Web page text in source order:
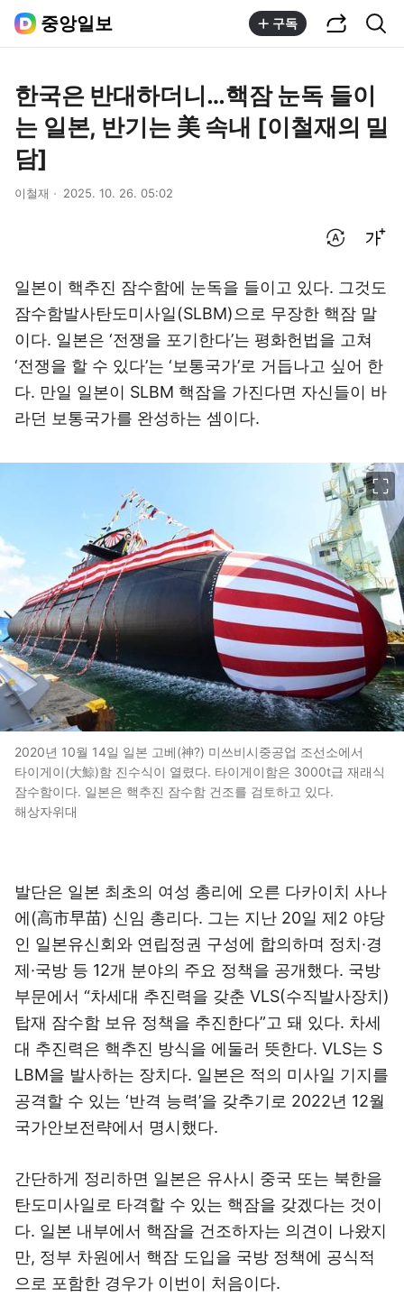
중앙일보 구독
한국은 반대하더니…핵잠 눈독 들이
는 일본, 반기는 美 속내 [이철재의 밀
담]
이철재 2025. 10. 26. 05:02
일본이 핵추진 잠수함에 눈독을 들이고 있다. 그것도
잠수함발사탄도미사일(SLBM)으로 무장한 핵잠 말
이다. 일본은 ‘전쟁을 포기한다’는 평화헌법을 고쳐
‘전쟁을 할 수 있다’는 ‘보통국가’로 거듭나고 싶어 한
다. 만일 일본이 SLBM 핵잠을 가진다면 자신들이 바
라던 보통국가를 완성하는 셈이다.
2020년 10월 14일 일본 고베(神?) 미쓰비시중공업 조선소에서
타이게이(大鯨)함 진수식이 열렸다. 타이게이함은 3000t급 재래식
잠수함이다. 일본은 핵추진 잠수함 건조를 검토하고 있다.
해상자위대
발단은 일본 최초의 여성 총리에 오른 다카이치 사나
에(高市早苗) 신임 총리다. 그는 지난 20일 제2 야당
인 일본유신회와 연립정권 구성에 합의하며 정치·경
제·국방 등 12개 분야의 주요 정책을 공개했다. 국방
부문에서 “차세대 추진력을 갖춘 VLS(수직발사장치)
탑재 잠수함 보유 정책을 추진한다”고 돼 있다. 차세
대 추진력은 핵추진 방식을 에둘러 뜻한다. VLS는 S
LBM을 발사하는 장치다. 일본은 적의 미사일 기지를
공격할 수 있는 ‘반격 능력’을 갖추기로 2022년 12월
국가안보전략에서 명시했다.
간단하게 정리하면 일본은 유사시 중국 또는 북한을
탄도미사일로 타격할 수 있는 핵잠을 갖겠다는 것이
다. 일본 내부에서 핵잠을 건조하자는 의견이 나왔지
만, 정부 차원에서 핵잠 도입을 국방 정책에 공식적
으로 포함한 경우가 이번이 처음이다.